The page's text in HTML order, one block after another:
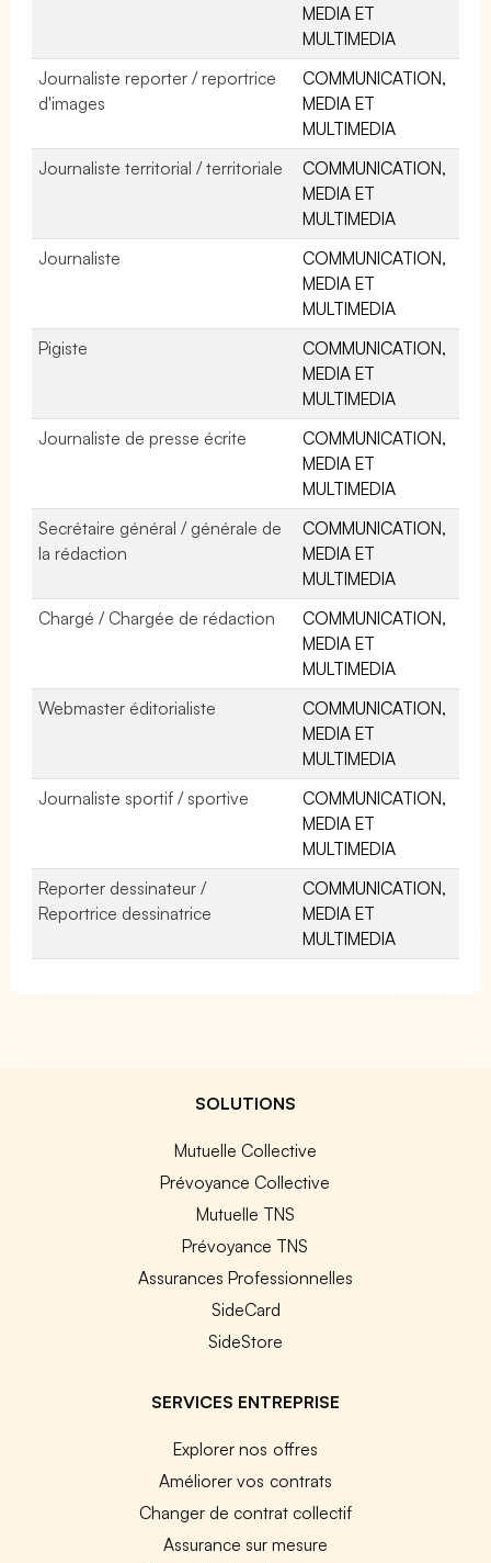
MEDIA ET
MULTIMEDIA
Journaliste reporter / reportrice
d'images
COMMUNICATION,
MEDIA ET
MULTIMEDIA
Journaliste territorial / territoriale
COMMUNICATION,
MEDIA ET
MULTIMEDIA
Journaliste
COMMUNICATION,
MEDIA ET
MULTIMEDIA
Pigiste
COMMUNICATION,
MEDIA ET
MULTIMEDIA
Journaliste de presse écrite
COMMUNICATION,
MEDIA ET
MULTIMEDIA
Secrétaire général / générale de
la rédaction
COMMUNICATION,
MEDIA ET
MULTIMEDIA
Chargé / Chargée de rédaction
COMMUNICATION,
MEDIA ET
MULTIMEDIA
Webmaster éditorialiste
COMMUNICATION,
MEDIA ET
MULTIMEDIA
Journaliste sportif / sportive
COMMUNICATION,
MEDIA ET
MULTIMEDIA
Reporter dessinateur /
Reportrice dessinatrice
COMMUNICATION,
MEDIA ET
MULTIMEDIA
SOLUTIONS
Mutuelle Collective
Prévoyance Collective
Mutuelle TNS
Prévoyance TNS
Assurances Professionnelles
SideCard
SideStore
SERVICES ENTREPRISE
Explorer nos offres
Améliorer vos contrats
Changer de contrat collectif
Assurance sur mesure